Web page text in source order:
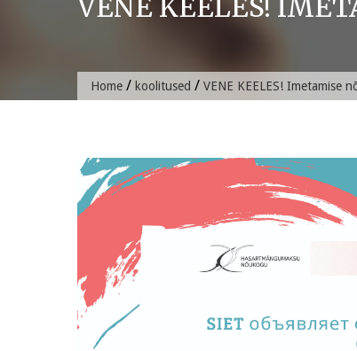
VENE KEELES!
Home / koolitused / VENE KEELES! Imetamise